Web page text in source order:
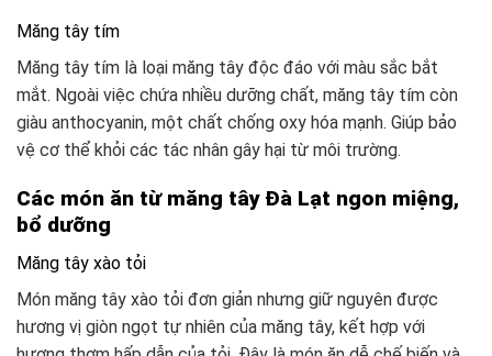
Măng tây tím
Măng tây tím là loại măng tây độc đáo với màu sắc bắt
mắt. Ngoài việc chứa nhiều dưỡng chất, măng tây tím còn
giàu anthocyanin, một chất chống oxy hóa mạnh. Giúp bảo
vệ cơ thể khỏi các tác nhân gây hại từ môi trường.
Các món ăn từ măng tây Đà Lạt ngon miệng,
bổ dưỡng
Măng tây xào tỏi
Món măng tây xào tỏi đơn giản nhưng giữ nguyên được
hương vị giòn ngọt tự nhiên của măng tây, kết hợp với